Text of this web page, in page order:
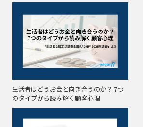
生活者はどうお金と向き合うのか？ 7つ
のタイプから読み解く顧客心理